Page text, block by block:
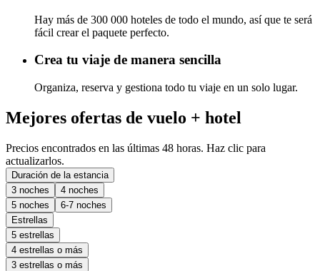
Hay más de 300 000 hoteles de todo el mundo, así que te será
fácil crear el paquete perfecto.
Crea tu viaje de manera sencilla
Organiza, reserva y gestiona todo tu viaje en un solo lugar.
Mejores ofertas de vuelo + hotel
Precios encontrados en las últimas 48 horas. Haz clic para
actualizarlos.
Duración de la estancia
3 noches
4 noches
5 noches
6-7 noches
Estrellas
5 estrellas
4 estrellas o más
3 estrellas o más